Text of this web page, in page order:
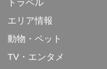
トラベル
エリア情報
動物・ペット
TV・エンタメ